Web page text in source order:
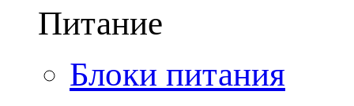
Питание
Блоки питания